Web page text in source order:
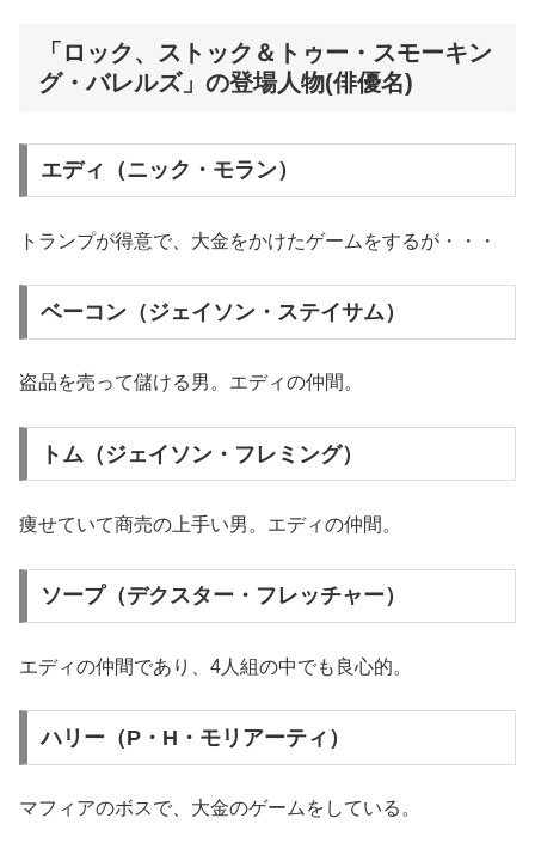
「ロック、ストック＆トゥー・スモーキン
グ・バレルズ」の登場人物(俳優名)
エディ（ニック・モラン）
トランプが得意で、大金をかけたゲームをするが・・・
ベーコン（ジェイソン・ステイサム）
盗品を売って儲ける男。エディの仲間。
トム（ジェイソン・フレミング）
痩せていて商売の上手い男。エディの仲間。
ソープ（デクスター・フレッチャー）
エディの仲間であり、4人組の中でも良心的。
ハリー（P・H・モリアーティ）
マフィアのボスで、大金のゲームをしている。